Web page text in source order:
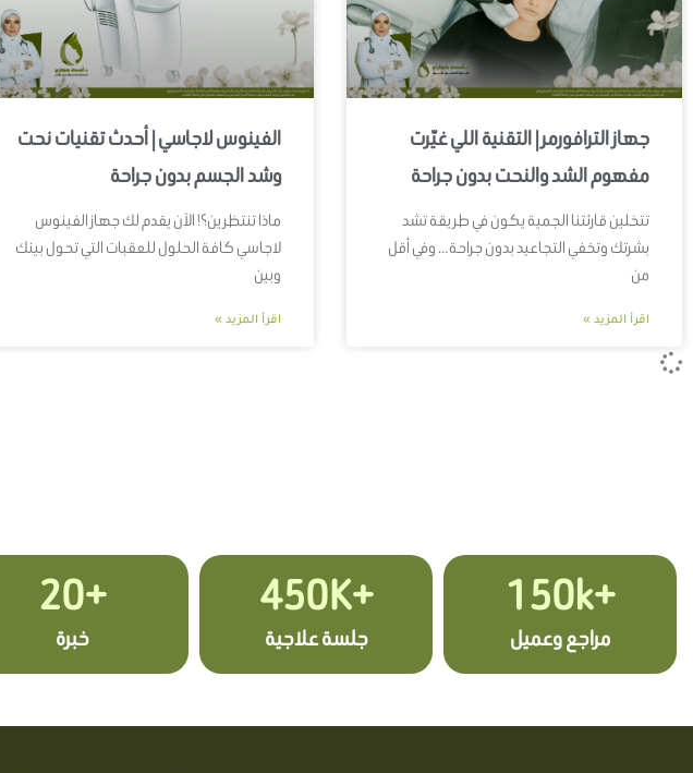
جهاز الترافورمر | التقنية اللي غيّرت
مفهوم الشد والنحت بدون جراحة
تتخلين قارئتنا الجمية يكون في طريقة تشد
بشرتك وتخفي التجاعيد بدون جراحة… وفي أقل
من
اقرأ المزيد »
الفينوس لاجاسي | أحدث تقنيات نحت
وشد الجسم بدون جراحة
ماذا تنتظرين؟! الآن يقدم لك جهاز الفينوس
لاجاسي كافة الحلول للعقبات التي تحول بينك
وبين
اقرأ المزيد »
+150k
مراجع وعميل
+450K
جلسة علاجية
+20
خبرة